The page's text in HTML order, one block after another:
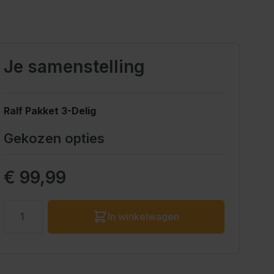
Je samenstelling
Ralf Pakket 3-Delig
Gekozen opties
Prijs eindproduct
€ 99,99
In winkelwagen